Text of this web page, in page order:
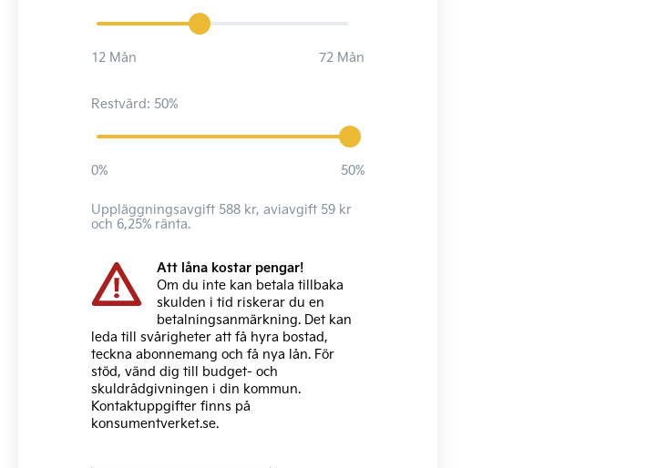
12 Mån 72 Mån
Restvärd: 50%
0% 50%
Uppläggningsavgift 588 kr, aviavgift 59 kr
och 6,25% ränta.
Att låna kostar pengar!
Om du inte kan betala tillbaka
skulden i tid riskerar du en
betalningsanmärkning. Det kan
leda till svårigheter att få hyra bostad,
teckna abonnemang och få nya lån. För
stöd, vänd dig till budget- och
skuldrådgivningen i din kommun.
Kontaktuppgifter finns på
konsumentverket.se.